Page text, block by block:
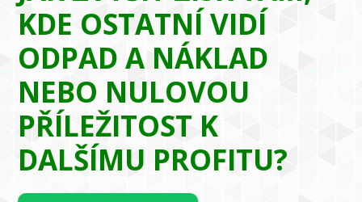
KDE OSTATNÍ VIDÍ
ODPAD A NÁKLAD
NEBO NULOVOU
PŘÍLEŽITOST K
DALŠÍMU PROFITU?